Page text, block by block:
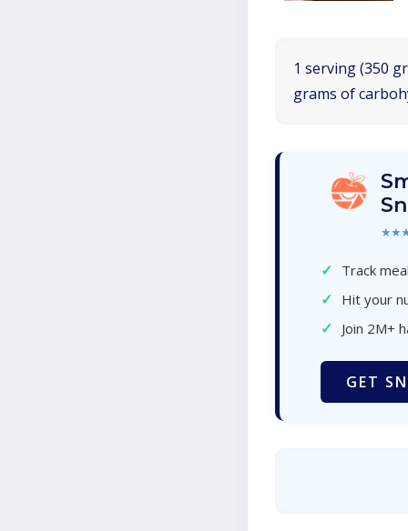
1 serving (350
grams of
✓ Track
✓ Hit your
✓ Join 2M+
GET